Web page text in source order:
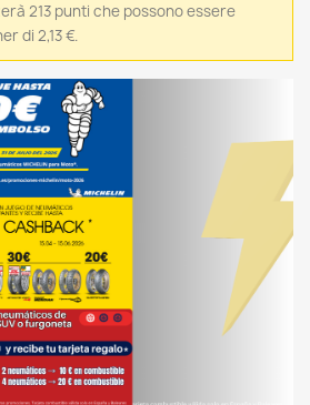
213 punti che possono essere
di 2,13 €.